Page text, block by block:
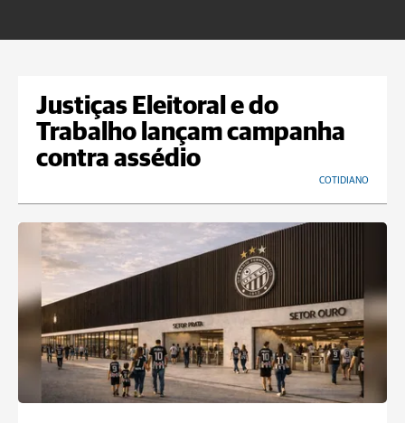
Justiças Eleitoral e do
Trabalho lançam campanha
contra assédio
COTIDIANO